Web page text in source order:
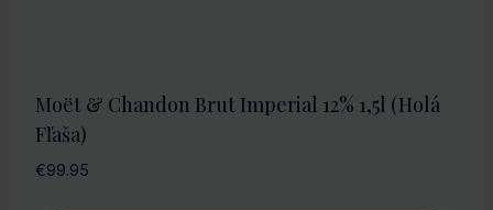
Moët & Chandon Brut Imperial 12% 1,5l (holá
Fľaša)
€99.95